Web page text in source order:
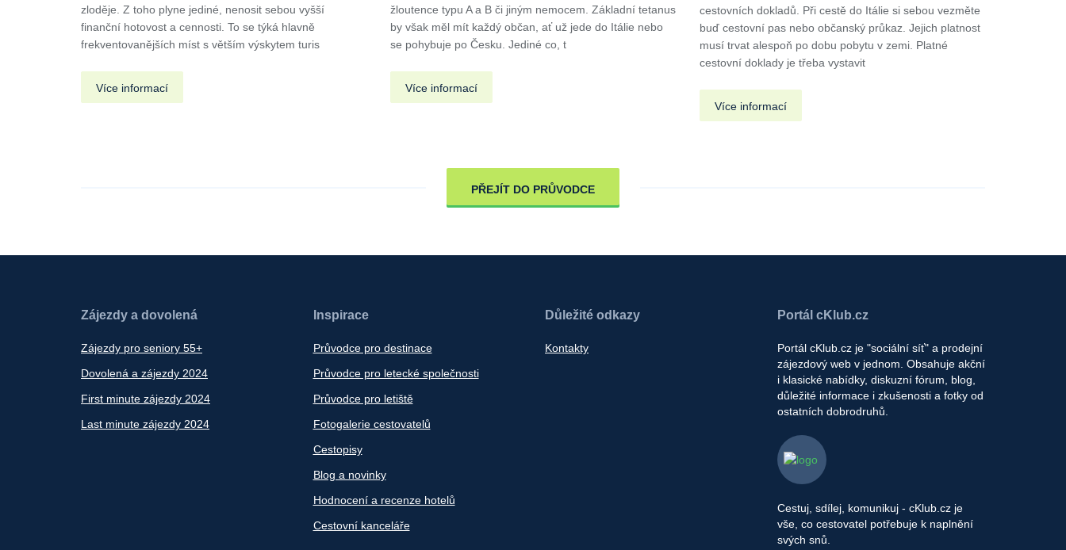
zloděje. Z toho plyne jediné, nenosit sebou vyšší
finanční hotovost a cennosti. To se týká hlavně
frekventovanějších míst s větším výskytem turis
Více informací
žloutence typu A a B či jiným nemocem. Základní tetanus
by však měl mít každý občan, ať už jede do Itálie nebo
se pohybuje po Česku. Jediné co, t
Více informací
cestovních dokladů. Při cestě do Itálie si sebou vezměte
buď cestovní pas nebo občanský průkaz. Jejich platnost
musí trvat alespoň po dobu pobytu v zemi. Platné
cestovní doklady je třeba vystavit
Více informací
PŘEJÍT DO PRŮVODCE
Zájezdy a dovolená
Zájezdy pro seniory 55+
Dovolená a zájezdy 2024
First minute zájezdy 2024
Last minute zájezdy 2024
Inspirace
Průvodce pro destinace
Průvodce pro letecké společnosti
Průvodce pro letiště
Fotogalerie cestovatelů
Cestopisy
Blog a novinky
Hodnocení a recenze hotelů
Cestovní kanceláře
Důležité odkazy
Kontakty
Portál cKlub.cz
Portál cKlub.cz je "sociální síť" a prodejní
zájezdový web v jednom. Obsahuje akční
i klasické nabídky, diskuzní fórum, blog,
důležité informace i zkušenosti a fotky od
ostatních dobrodruhů.
Cestuj, sdílej, komunikuj - cKlub.cz je
vše, co cestovatel potřebuje k naplnění
svých snů.